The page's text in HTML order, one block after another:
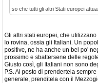
so che tutti gli altri Stati europei
Gli altri stati europei, che
lo rovina, ossia gli Italiani. Un
positive, ne ha anche un bel po'
prossimo e sbattersene delle
Giusto così, gli Italiani non sono
P.S. Al posto di prendertela
generale, prenditela con il